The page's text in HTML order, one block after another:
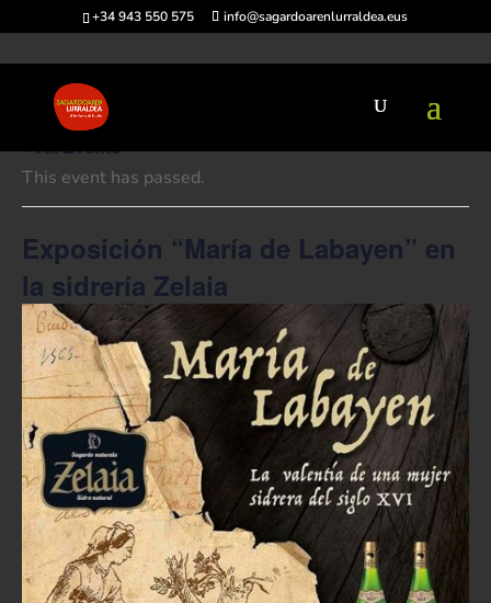
+34 943 550 575 info@sagardoarenlurraldea.eus
« All Events
This event has passed.
Exposición “María de Labayen” en
la sidrería Zelaia